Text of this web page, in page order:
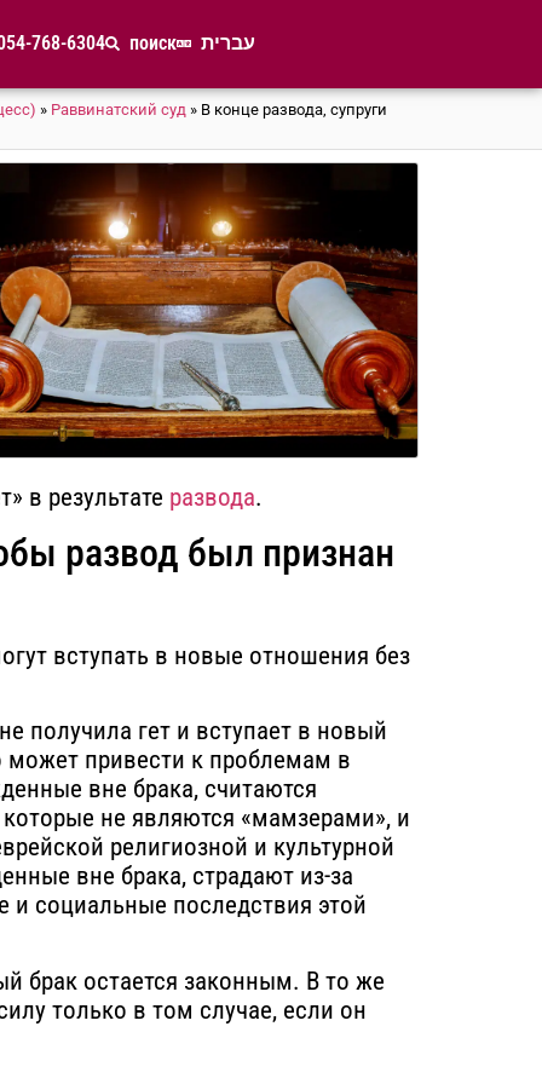
768-6304 поиск עברית
» Раввинатский суд » В конце развода, супруги
в результате развода.
развод был признан
вступать в новые отношения без
получила гет и вступает в новый
может привести к проблемам в
вне брака, считаются
не являются «мамзерами», и
религиозной и культурной
вне брака, страдают из-за
и социальные последствия этой
брак остается законным. В то же
только в том случае, если он